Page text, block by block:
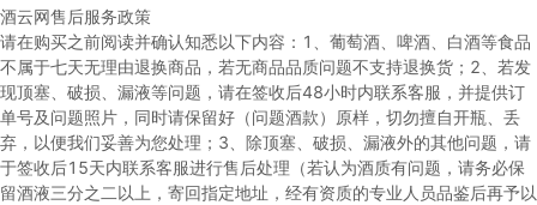
酒云网售后服务政策
请在购买之前阅读并确认知悉以下内容： 1、葡萄酒、啤酒、白酒等食品
不属于七天无理由退换商品，若无商品品质问题不支持退换货； 2、若发
现顶塞、破损、漏液等问题，请在签收后48小时内联系客服，并提供订
单号及问题照片，同时请保留好（问题酒款）原样，切勿擅自开瓶、丢
弃，以便我们妥善为您处理； 3、除顶塞、破损、漏液外的其他问题，请
于签收后15天内联系客服进行售后处理（若认为酒质有问题，请务必保
留酒液三分之二以上，寄回指定地址，经有资质的专业人员品鉴后再予以